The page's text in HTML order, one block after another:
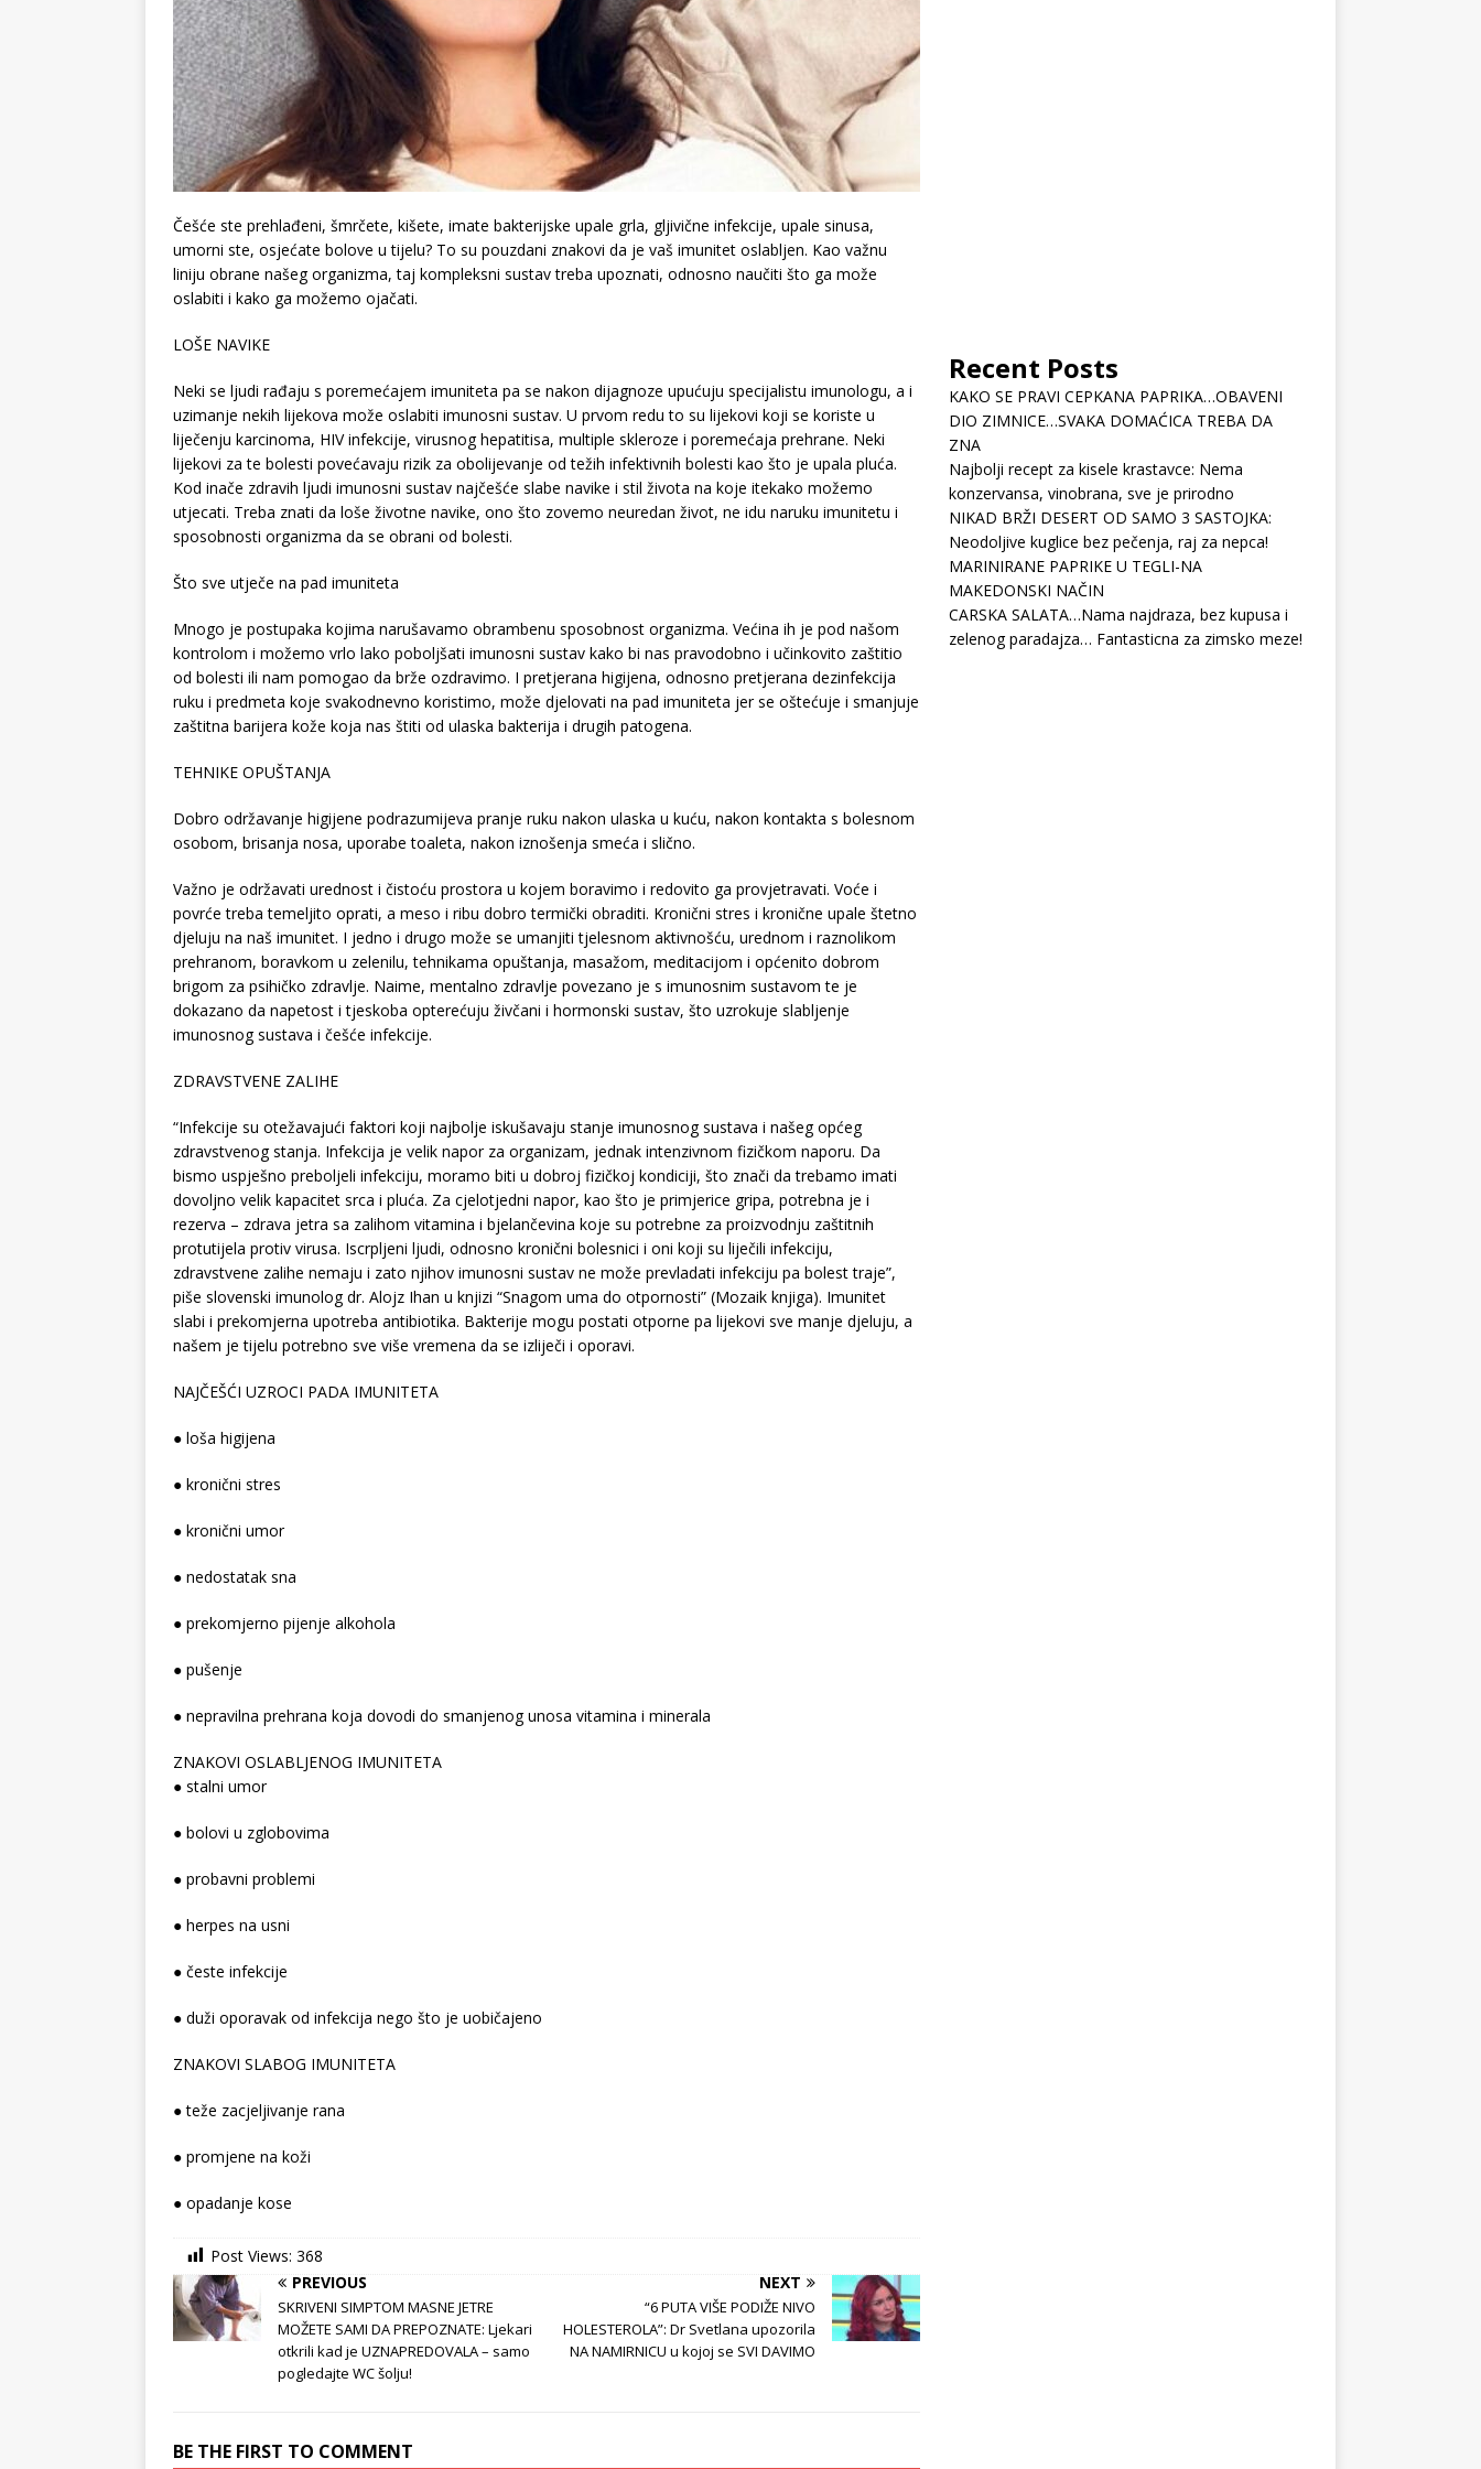
Češće ste prehlađeni, šmrčete, kišete, imate bakterijske upale grla, gljivične infekcije, upale sinusa,
umorni ste, osjećate bolove u tijelu? To su pouzdani znakovi da je vaš imunitet oslabljen. Kao važnu
liniju obrane našeg organizma, taj kompleksni sustav treba upoznati, odnosno naučiti što ga može
oslabiti i kako ga možemo ojačati.
LOŠE NAVIKE
Neki se ljudi rađaju s poremećajem imuniteta pa se nakon dijagnoze upućuju specijalistu imunologu, a i
uzimanje nekih lijekova može oslabiti imunosni sustav. U prvom redu to su lijekovi koji se koriste u
liječenju karcinoma, HIV infekcije, virusnog hepatitisa, multiple skleroze i poremećaja prehrane. Neki
lijekovi za te bolesti povećavaju rizik za obolijevanje od težih infektivnih bolesti kao što je upala pluća.
Kod inače zdravih ljudi imunosni sustav najčešće slabe navike i stil života na koje itekako možemo
utjecati. Treba znati da loše životne navike, ono što zovemo neuredan život, ne idu naruku imunitetu i
sposobnosti organizma da se obrani od bolesti.
Što sve utječe na pad imuniteta
Mnogo je postupaka kojima narušavamo obrambenu sposobnost organizma. Većina ih je pod našom
kontrolom i možemo vrlo lako poboljšati imunosni sustav kako bi nas pravodobno i učinkovito zaštitio
od bolesti ili nam pomogao da brže ozdravimo. I pretjerana higijena, odnosno pretjerana dezinfekcija
ruku i predmeta koje svakodnevno koristimo, može djelovati na pad imuniteta jer se oštećuje i smanjuje
zaštitna barijera kože koja nas štiti od ulaska bakterija i drugih patogena.
TEHNIKE OPUŠTANJA
Dobro održavanje higijene podrazumijeva pranje ruku nakon ulaska u kuću, nakon kontakta s bolesnom
osobom, brisanja nosa, uporabe toaleta, nakon iznošenja smeća i slično.
Važno je održavati urednost i čistoću prostora u kojem boravimo i redovito ga provjetravati. Voće i
povrće treba temeljito oprati, a meso i ribu dobro termički obraditi. Kronični stres i kronične upale štetno
djeluju na naš imunitet. I jedno i drugo može se umanjiti tjelesnom aktivnošću, urednom i raznolikom
prehranom, boravkom u zelenilu, tehnikama opuštanja, masažom, meditacijom i općenito dobrom
brigom za psihičko zdravlje. Naime, mentalno zdravlje povezano je s imunosnim sustavom te je
dokazano da napetost i tjeskoba opterećuju živčani i hormonski sustav, što uzrokuje slabljenje
imunosnog sustava i češće infekcije.
ZDRAVSTVENE ZALIHE
“Infekcije su otežavajući faktori koji najbolje iskušavaju stanje imunosnog sustava i našeg općeg
zdravstvenog stanja. Infekcija je velik napor za organizam, jednak intenzivnom fizičkom naporu. Da
bismo uspješno preboljeli infekciju, moramo biti u dobroj fizičkoj kondiciji, što znači da trebamo imati
dovoljno velik kapacitet srca i pluća. Za cjelotjedni napor, kao što je primjerice gripa, potrebna je i
rezerva – zdrava jetra sa zalihom vitamina i bjelančevina koje su potrebne za proizvodnju zaštitnih
protutijela protiv virusa. Iscrpljeni ljudi, odnosno kronični bolesnici i oni koji su liječili infekciju,
zdravstvene zalihe nemaju i zato njihov imunosni sustav ne može prevladati infekciju pa bolest traje”,
piše slovenski imunolog dr. Alojz Ihan u knjizi “Snagom uma do otpornosti” (Mozaik knjiga). Imunitet
slabi i prekomjerna upotreba antibiotika. Bakterije mogu postati otporne pa lijekovi sve manje djeluju, a
našem je tijelu potrebno sve više vremena da se izliječi i oporavi.
NAJČEŠĆI UZROCI PADA IMUNITETA
● loša higijena
● kronični stres
● kronični umor
● nedostatak sna
● prekomjerno pijenje alkohola
● pušenje
● nepravilna prehrana koja dovodi do smanjenog unosa vitamina i minerala
ZNAKOVI OSLABLJENOG IMUNITETA
● stalni umor
● bolovi u zglobovima
● probavni problemi
● herpes na usni
● česte infekcije
● duži oporavak od infekcija nego što je uobičajeno
ZNAKOVI SLABOG IMUNITETA
● teže zacjeljivanje rana
● promjene na koži
● opadanje kose
Post Views: 368
PREVIOUS
SKRIVENI SIMPTOM MASNE JETRE
MOŽETE SAMI DA PREPOZNATE: Ljekari
otkrili kad je UZNAPREDOVALA – samo
pogledajte WC šolju!
NEXT
“6 PUTA VIŠE PODIŽE NIVO
HOLESTEROLA”: Dr Svetlana upozorila
NA NAMIRNICU u kojoj se SVI DAVIMO
BE THE FIRST TO COMMENT
Recent Posts
KAKO SE PRAVI CEPKANA PAPRIKA…OBAVENI
DIO ZIMNICE…SVAKA DOMAĆICA TREBA DA
ZNA
Najbolji recept za kisele krastavce: Nema
konzervansa, vinobrana, sve je prirodno
NIKAD BRŽI DESERT OD SAMO 3 SASTOJKA:
Neodoljive kuglice bez pečenja, raj za nepca!
MARINIRANE PAPRIKE U TEGLI-NA
MAKEDONSKI NAČIN
CARSKA SALATA…Nama najdraza, bez kupusa i
zelenog paradajza… Fantasticna za zimsko meze!